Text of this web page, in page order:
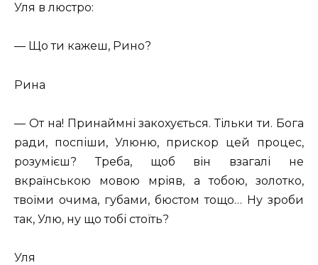
Уля в люстро:
— Що ти кажеш, Рино?
Рина
— От на! Принаймні закохується. Тільки ти. Бога
ради, поспіши, Улюню, прискор цей процес,
розумієш? Треба, щоб він взагалі не
вкраїнською мовою мріяв, а тобою, золотко,
твоїми очима, губами, бюстом тощо… Ну зроби
так, Улю, ну що тобі стоїть?
Уля